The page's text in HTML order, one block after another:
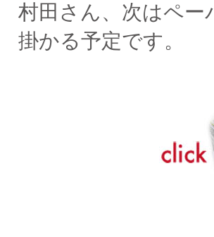
村田さん、次はペー
掛かる予定です。